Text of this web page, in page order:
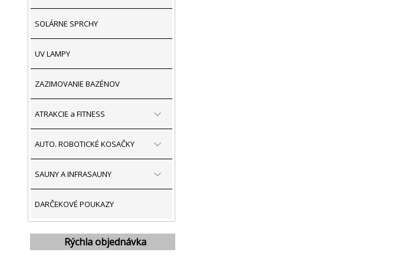
SOLÁRNE SPRCHY
UV LAMPY
ZAZIMOVANIE BAZÉNOV
ATRAKCIE a FITNESS
AUTO. ROBOTICKÉ KOSAČKY
SAUNY A INFRASAUNY
DARČEKOVÉ POUKAZY
Rýchla objednávka